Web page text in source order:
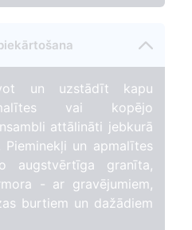
un uzstādīt kapu
vai kopējo
attālināti jebkurā
un apmalītes
augstvērtīga granīta,
- ar gravējumiem,
burtiem un dažādiem